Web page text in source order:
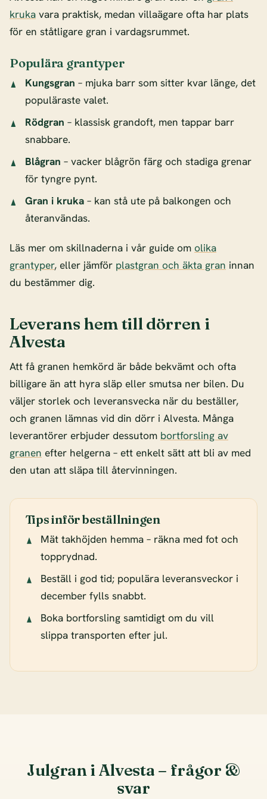
kruka vara praktisk, medan villaägare ofta har plats
för en ståtligare gran i vardagsrummet.
Populära grantyper
Kungsgran – mjuka barr som sitter kvar länge, det
populäraste valet.
Rödgran – klassisk grandoft, men tappar barr
snabbare.
Blågran – vacker blågrön färg och stadiga grenar
för tyngre pynt.
Gran i kruka– kan stå ute på balkongen och
återanvändas.
Läs mer om skillnaderna i vår guide om olika
grantyper, eller jämför plastgran och äkta gran innan
du bestämmer dig.
Leverans hem till dörren i
Alvesta
Att få granen hemkörd är både bekvämt och ofta
billigare än att hyra släp eller smutsa ner bilen. Du
väljer storlek och leveransvecka när du beställer,
och granen lämnas vid din dörr i Alvesta. Många
leverantörer erbjuder dessutom bortforsling av
granen efter helgerna – ett enkelt sätt att bli av med
den utan att släpa till återvinningen.
Tips inför beställningen
Mät takhöjden hemma – räkna med fot och
topprydnad.
Beställ i god tid; populära leveransveckor i
december fylls snabbt.
Boka bortforsling samtidigt om du vill
slippa transporten efter jul.
Julgran i Alvesta – frågor &
svar